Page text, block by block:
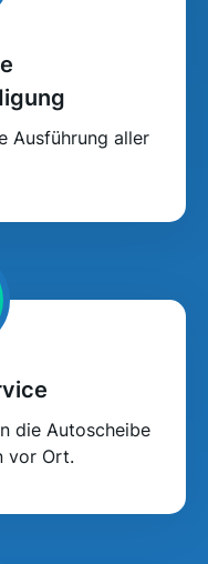
Ausführung aller
die Autoscheibe
vor Ort.